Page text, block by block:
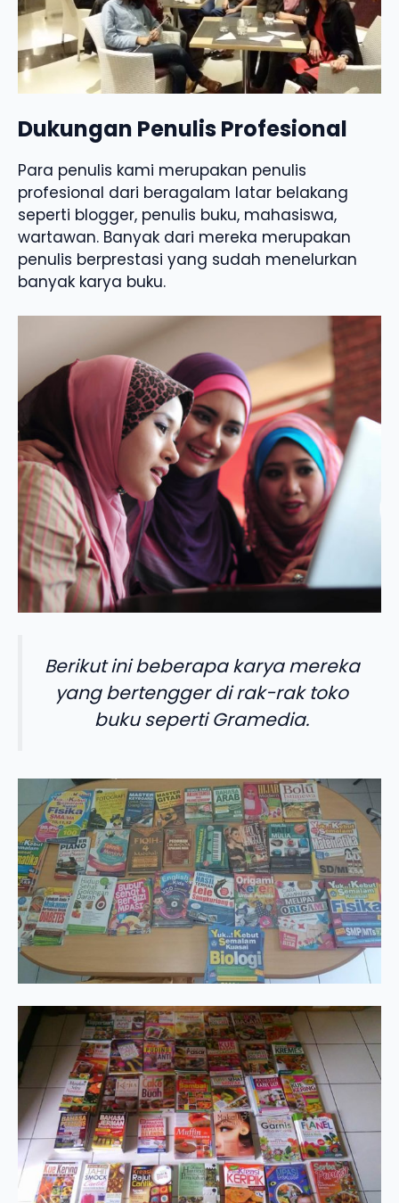
Dukungan Penulis Profesional
Para penulis kami merupakan penulis
profesional dari beragalam latar belakang
seperti blogger, penulis buku, mahasiswa,
wartawan. Banyak dari mereka merupakan
penulis berprestasi yang sudah menelurkan
banyak karya buku.
Berikut ini beberapa karya mereka
yang bertengger di rak-rak toko
buku seperti Gramedia.